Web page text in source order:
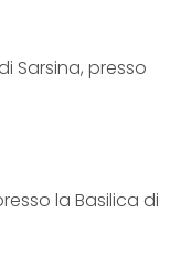
Sarsina, presso
la Basilica di